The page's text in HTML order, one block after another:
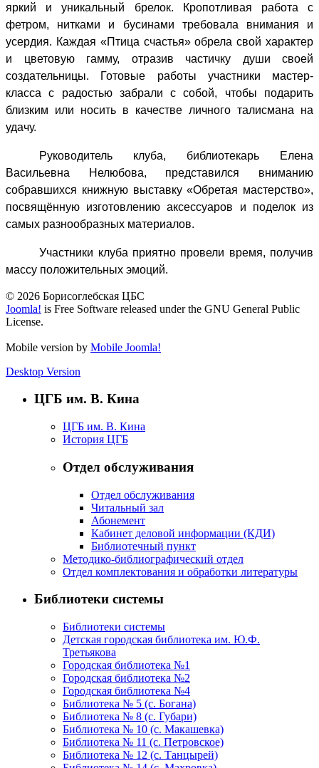
яркий и уникальный брелок. Кропотливая работа с
фетром, нитками и бусинами требовала внимания и
усердия. Каждая «Птица счастья» обрела свой характер
и цветовую гамму, отразив частичку души своей
создательницы. Готовые работы участники мастер-
класса с радостью забрали с собой, чтобы подарить
близким или носить в качестве личного талисмана на
удачу.
Руководитель клуба, библиотекарь Елена
Васильевна Нелюбова, представился вниманию
собравшихся книжную выставку «Обретая мастерство»,
посвящённую изготовлению аксессуаров и поделок из
самых разнообразных материалов.
Участники клуба приятно провели время, получив
массу положительных эмоций.
© 2026 Борисоглебская ЦБС
Joomla! is Free Software released under the GNU General Public
License.
Mobile version by Mobile Joomla!
Desktop Version
ЦГБ им. В. Кина
ЦГБ им. В. Кина
История ЦГБ
Отдел обслуживания
Отдел обслуживания
Читальный зал
Абонемент
Кабинет деловой информации (КДИ)
Библиотечный пункт
Методико-библиографический отдел
Отдел комплектования и обработки литературы
Библиотеки системы
Библиотеки системы
Детская городская библиотека им. Ю.Ф.
Третьякова
Городская библиотека №1
Городская библиотека №2
Городская библиотека №4
Библиотека № 5 (с. Богана)
Библиотека № 8 (с. Губари)
Библиотека № 10 (с. Макашевка)
Библиотека № 11 (с. Петровское)
Библиотека № 12 (с. Танцырей)